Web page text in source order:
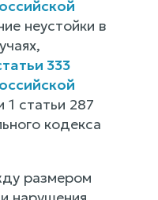
неустойки в
333
1 статьи 287
кодекса
размером